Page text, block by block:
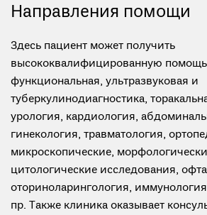
Направления помощи
Здесь пациент может получить
высококвалифицированную
функциональная, ультразвуковая и
туберкулинодиагностика,
урология, кардиология,
гинекология, травматология,
микроскопические,
цитологические исследования,
оториноларингология,
пр. Также клиника оказывает